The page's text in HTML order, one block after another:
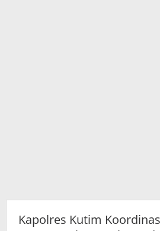
Kapolres Kutim